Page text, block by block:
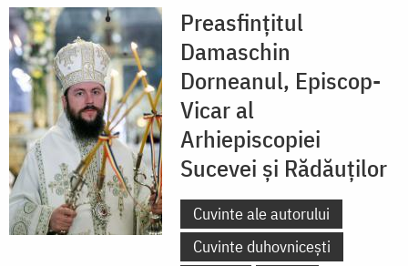
Preasfințitul
Damaschin
Dorneanul, Episcop-
Vicar al
Arhiepiscopiei
Sucevei și Rădăuților
Cuvinte ale autorului
Cuvinte duhovnicești